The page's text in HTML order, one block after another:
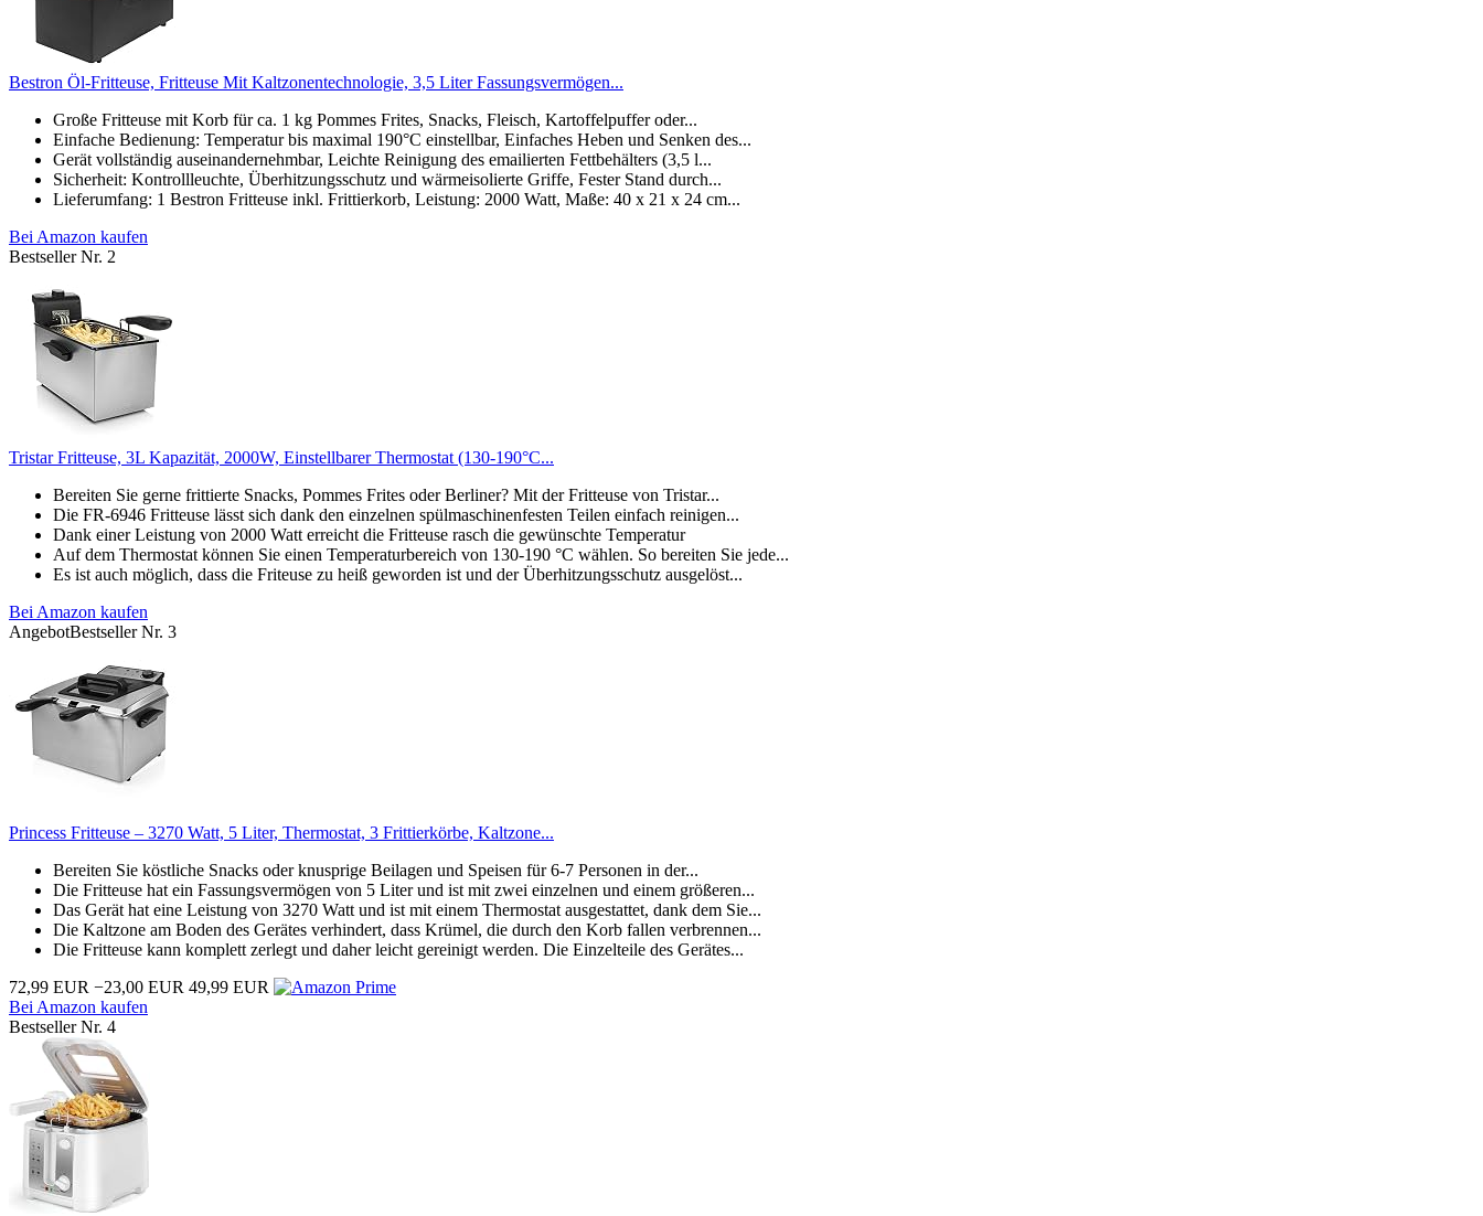
Bestron Öl-Fritteuse, Fritteuse Mit Kaltzonentechnologie, 3,5 Liter Fassungsvermögen...
Große Fritteuse mit Korb für ca. 1 kg Pommes Frites, Snacks, Fleisch, Kartoffelpuffer oder...
Einfache Bedienung: Temperatur bis maximal 190°C einstellbar, Einfaches Heben und Senken des...
Gerät vollständig auseinandernehmbar, Leichte Reinigung des emailierten Fettbehälters (3,5 l...
Sicherheit: Kontrollleuchte, Überhitzungsschutz und wärmeisolierte Griffe, Fester Stand durch...
Lieferumfang: 1 Bestron Fritteuse inkl. Frittierkorb, Leistung: 2000 Watt, Maße: 40 x 21 x 24 cm...
Bei Amazon kaufen
Bestseller Nr. 2
Tristar Fritteuse, 3L Kapazität, 2000W, Einstellbarer Thermostat (130-190°C...
Bereiten Sie gerne frittierte Snacks, Pommes Frites oder Berliner? Mit der Fritteuse von Tristar...
Die FR-6946 Fritteuse lässt sich dank den einzelnen spülmaschinenfesten Teilen einfach reinigen...
Dank einer Leistung von 2000 Watt erreicht die Fritteuse rasch die gewünschte Temperatur
Auf dem Thermostat können Sie einen Temperaturbereich von 130-190 °C wählen. So bereiten Sie jede...
Es ist auch möglich, dass die Friteuse zu heiß geworden ist und der Überhitzungsschutz ausgelöst...
Bei Amazon kaufen
AngebotBestseller Nr. 3
Princess Fritteuse – 3270 Watt, 5 Liter, Thermostat, 3 Frittierkörbe, Kaltzone...
Bereiten Sie köstliche Snacks oder knusprige Beilagen und Speisen für 6-7 Personen in der...
Die Fritteuse hat ein Fassungsvermögen von 5 Liter und ist mit zwei einzelnen und einem größeren...
Das Gerät hat eine Leistung von 3270 Watt und ist mit einem Thermostat ausgestattet, dank dem Sie...
Die Kaltzone am Boden des Gerätes verhindert, dass Krümel, die durch den Korb fallen verbrennen...
Die Fritteuse kann komplett zerlegt und daher leicht gereinigt werden. Die Einzelteile des Gerätes...
72,99 EUR −23,00 EUR 49,99 EUR
Bei Amazon kaufen
Bestseller Nr. 4